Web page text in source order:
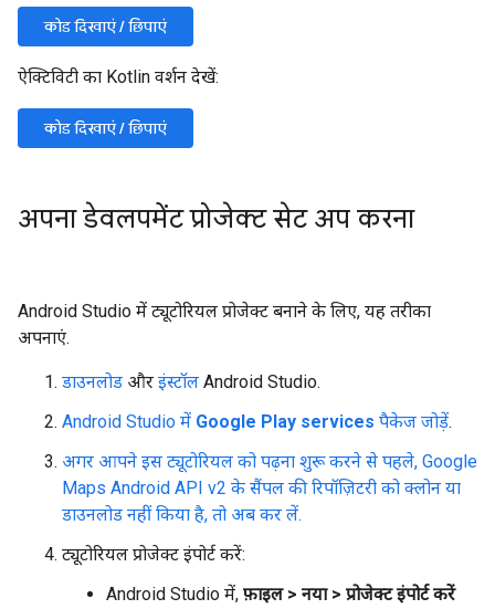
कोड दिखाएं / छिपाएं
ऐक्टिविटी का Kotlin वर्शन देखें:
कोड दिखाएं / छिपाएं
अपना डेवलपमेंट प्रोजेक्ट सेट अप करना
Android Studio में ट्यूटोरियल प्रोजेक्ट बनाने के लिए, यह तरीका
अपनाएं.
डाउनलोड और इंस्टॉल Android Studio.
Android Studio में Google Play services पैकेज जोड़ें.
अगर आपने इस ट्यूटोरियल को पढ़ना शुरू करने से पहले, Google
Maps Android API v2 के सैंपल की रिपॉज़िटरी को क्लोन या
डाउनलोड नहीं किया है, तो अब कर लें.
ट्यूटोरियल प्रोजेक्ट इंपोर्ट करें:
Android Studio में, फ़ाइल > नया > प्रोजेक्ट इंपोर्ट करें